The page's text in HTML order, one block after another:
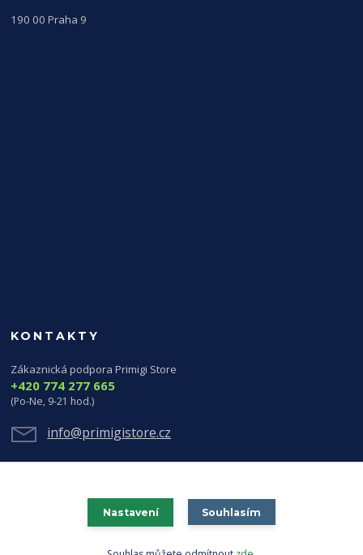
190 00 Praha 9
KONTAKTY
Zákaznická podpora Primigi Store
+420 774 277 665
(Po-Ne, 9-21 hod.)
info@primigistore.cz
Nastavení Souhlasím